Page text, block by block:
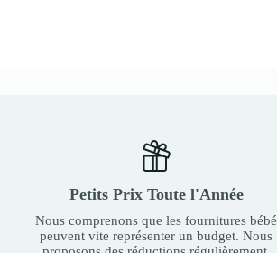
Petits Prix Toute l'Année
Nous comprenons que les fournitures bébé
peuvent vite représenter un budget. Nous